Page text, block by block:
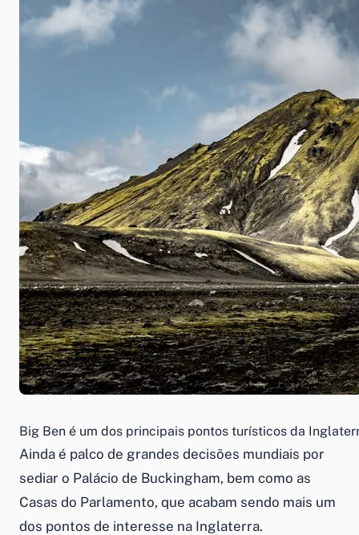
Big Ben é um dos principais pontos turísticos da
Ainda é palco de grandes decisões mundiais por
sediar o Palácio de Buckingham, bem como as
Casas do Parlamento, que acabam sendo mais um
dos pontos de interesse na Inglaterra.